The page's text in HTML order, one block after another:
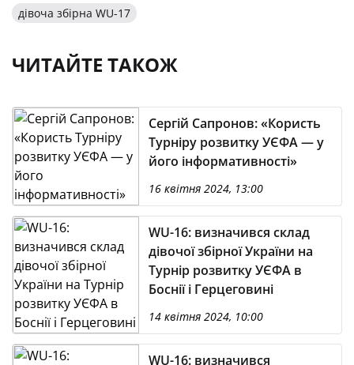
дівоча збірна WU-17
ЧИТАЙТЕ ТАКОЖ
Сергій Сапронов: «Користь
Турніру розвитку УЄФА — у
його інформативності»
16 квітня 2024, 13:00
WU-16: визначився склад
дівочої збірної України на
Турнір розвитку УЄФА в
Боснії і Герцеговині
14 квітня 2024, 10:00
WU-16: визначився